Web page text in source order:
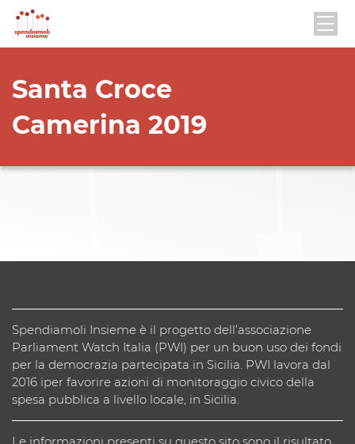
Santa Croce
Camerina 2019
Spendiamoli Insieme è il progetto dell’associazione
Parliament Watch Italia (PWI) per un buon uso dei fondi
per la democrazia partecipata in Sicilia. PWI lavora dal
2016 iper favorire azioni di monitoraggio civico della
spesa pubblica a livello locale, in Sicilia.